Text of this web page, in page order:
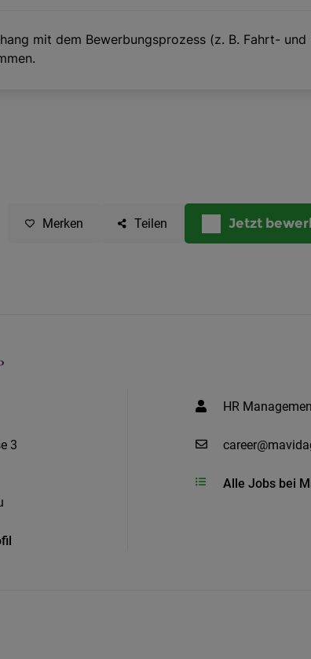
Merken Teilen Jetzt
3
HR
Alle Jobs bei